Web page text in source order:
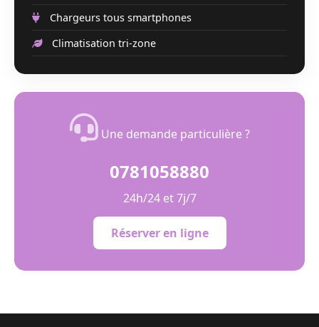
Chargeurs tous smartphones
Climatisation tri-zone
Une demande particulière ?
0781058880
24h/24 et 7j/7
Réserver en ligne